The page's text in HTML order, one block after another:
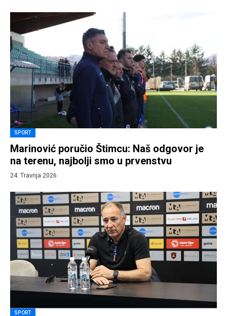
SPORT
Marinović poručio Štimcu: Naš odgovor je
na terenu, najbolji smo u prvenstvu
24. Travnja 2026.
SPORT